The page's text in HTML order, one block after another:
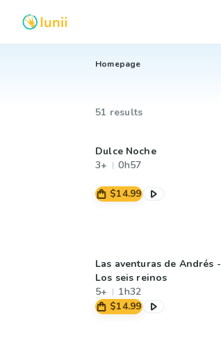
Homepage
51 results
Dulce Noche
3+
0h57
$14.99
Las aventuras de Andrés -
Los seis reinos
5+
1h32
$14.99